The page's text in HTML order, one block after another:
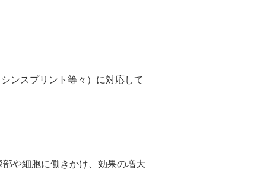
ンスプリント等々）に対応して
や細胞に働きかけ、効果の増大